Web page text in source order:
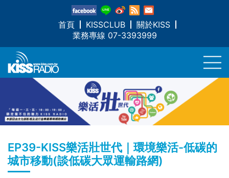
首頁 KISSCLUB
關於KISS
業務專線 07-3393999
EP39-KISS樂活壯世代｜環境樂活-低碳的
城市移動(談低碳大眾運輸路網)